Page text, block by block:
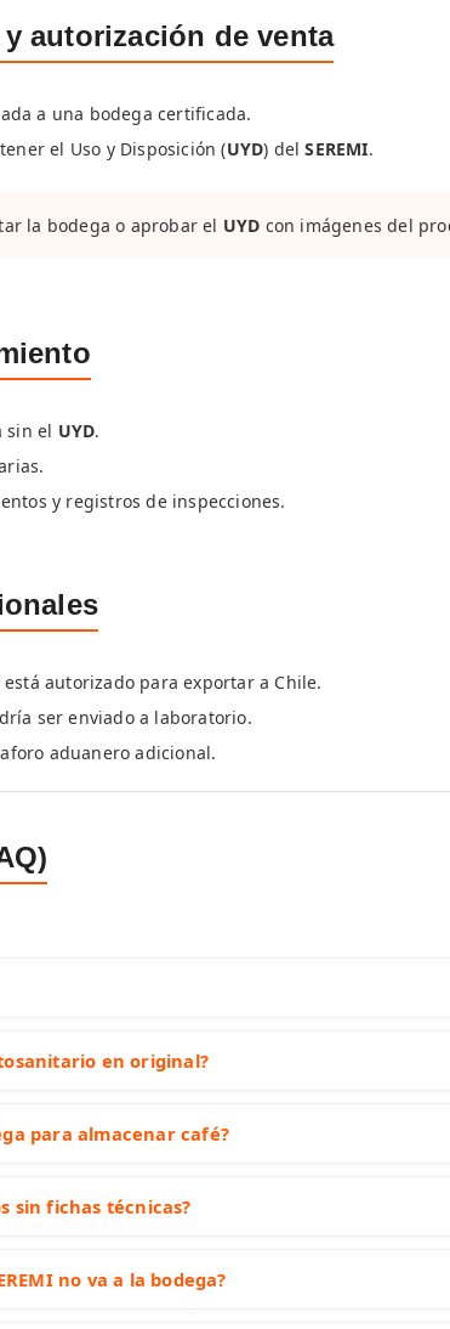
autorización de venta
a una bodega certificada.
el Uso y Disposición (UYD) delSEREMI.
la bodega o aprobar el UYD con imágenes del
sin el UYD.
y registros de inspecciones.
autorizado para exportar a Chile.
ser enviado a laboratorio.
aduanero adicional.
en original?
para almacenar café?
sin fichas técnicas?
no va a la bodega?